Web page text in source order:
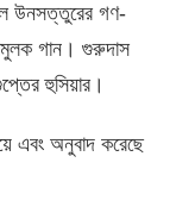
উনসত্তুরের গণ-
গান। গুরুদাস
হুসিয়ার।
এবং অনুবাদ করেছে